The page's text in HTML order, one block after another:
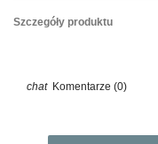
Szczegóły produktu
Komentarze (0)